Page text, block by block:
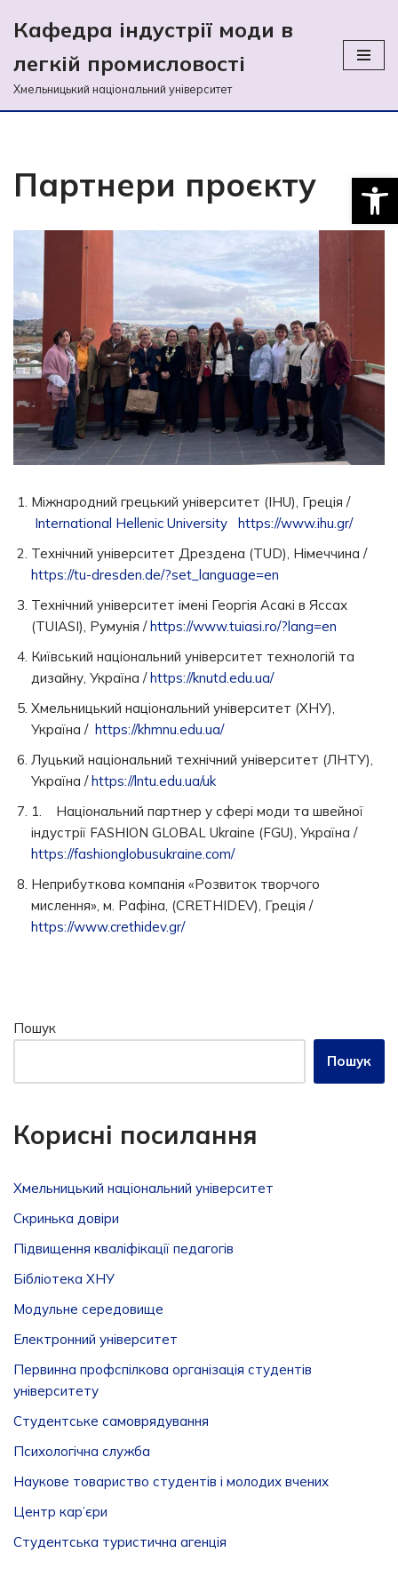
Перейти
до
вмісту
Кафедра індустрії моди в
легкій промиcловості
Хмельницький національний університет
Партнери проєкту
Міжнародний грецький університет (IНU), Греція /
International Hellenic University
https://www.ihu.gr/
Технічний університет Дрездена (TUD), Німеччина /
https://tu-dresden.de/?set_language=en
Технічний університет імені Георгія Асакі в Яссах
(TUIASI), Румунія /https://www.tuiasi.ro/?lang=en
Київський національний університет технологій та
дизайну, Україна /https://knutd.edu.ua/
Хмельницький національний університет (ХНУ),
Україна / https://khmnu.edu.ua/
Луцький національний технічний університет (ЛНТУ),
Україна /https://lntu.edu.ua/uk
1. Національний партнер у сфері моди та швейної
індустрії FASHION GLOBAL Ukraine (FGU), Україна /
https://fashionglobusukraine.com/
Неприбуткова компанія «Розвиток творчого
мислення», м. Рафіна, (CRETHIDEV), Греція /
https://www.crethidev.gr/
Пошук
Пошук
Корисні посилання
Хмельницький національний університет
Скринька довiри
Підвищення кваліфікації педагогів
Бібліотека ХНУ
Модульне середовище
Електронний університет
Первинна профспілкова організація студентів
університету
Студентське самоврядування
Психологічна служба
Наукове товариство студентів і молодих вчених
Центр кар’єри
Студентська туристична агенція